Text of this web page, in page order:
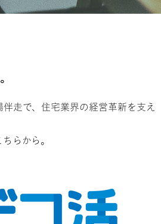
走で、住宅業界の経営革新を支え
らから。